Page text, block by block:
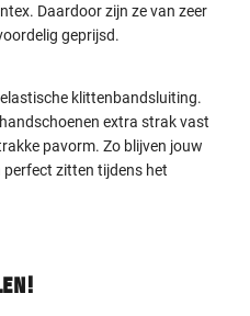
Daardoor zijn ze van zeer
geprijsd.
klittenbandsluiting.
extra strak vast
pavorm. Zo blijven jouw
zitten tijdens het